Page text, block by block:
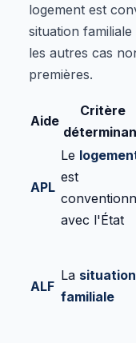
logement est
situation
les autres cas
premières.
Aide
Critère
APL
Le
est
avec l'État
ALF
La situation
familiale